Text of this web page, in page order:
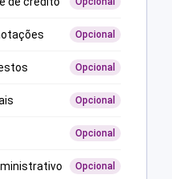
Opcional
Opcional
Opcional
Opcional
Opcional